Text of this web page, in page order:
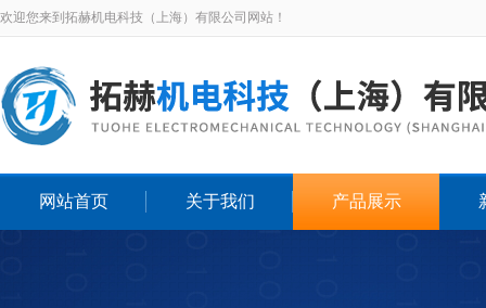
欢迎您来到拓赫机电科技（上海）有限公司网站！
网站首页 关于我们 产品展示